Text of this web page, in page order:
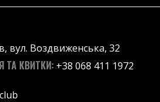
вул. Воздвиженська, 32
ТА КВИТКИ: +38 068 411 1972